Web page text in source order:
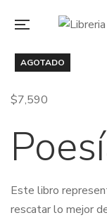
AGOTADO
$7,590
Este libro
rescatar lo mejor